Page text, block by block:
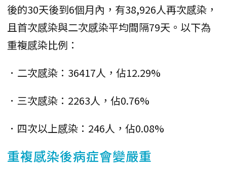
後的30天後到6個月內，有38,926人再次感染，
且首次感染與二次感染平均間隔79天。以下為
重複感染比例：
．二次感染：36417人，佔12.29%
．三次感染：2263人，佔0.76%
．四次以上感染：246人，佔0.08%
重複感染後病症會變嚴重